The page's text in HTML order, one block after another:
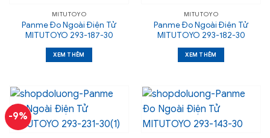
MITUTOYO
Panme Đo Ngoài Điện Tử
MITUTOYO 293-187-30
XEM THÊM
MITUTOYO
Panme Đo Ngoài Điện Tử
MITUTOYO 293-182-30
XEM THÊM
-9%